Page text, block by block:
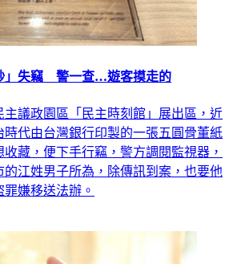
」失竊 警一查…遊客摸走的
主議政園區「民主時刻館」展出區，近
時代由台灣銀行印製的一張五圓骨董紙
藏，便下手行竊，警方調閱監視器，
江姓男子所為，除傳訊到案，也要他
嫌移送法辦。